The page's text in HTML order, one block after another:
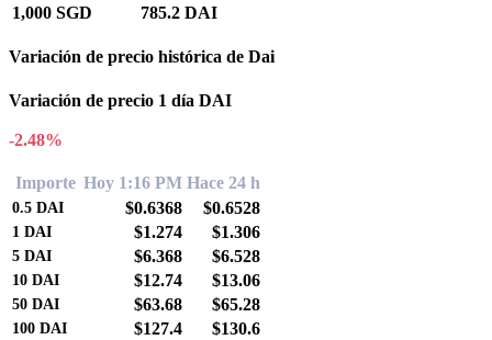
1,000 SGD
785.2 DAI
Variación de precio histórica de Dai
Variación de precio 1 día DAI
-2.48%
Importe Hoy 1:16 PM Hace 24 h
0.5 DAI $0.6368 $0.6528
1 DAI $1.274 $1.306
5 DAI $6.368 $6.528
10 DAI $12.74 $13.06
50 DAI $63.68 $65.28
100 DAI $127.4 $130.6